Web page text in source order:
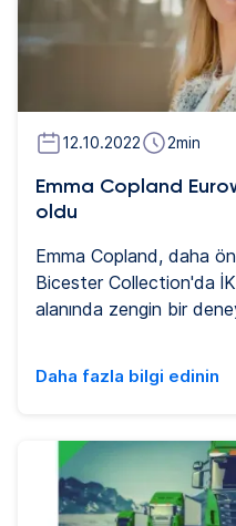
12.10.2022 2min
Emma Copland
oldu
Emma Copland, daha
Bicester Collection'da İK
alanında zengin bir
Daha fazla bilgi edinin